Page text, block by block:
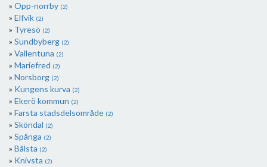
Opp-norrby (2)
Elfvik (2)
Tyresö (2)
Sundbyberg (2)
Vallentuna (2)
Mariefred (2)
Norsborg (2)
Kungens kurva (2)
Ekerö kommun (2)
Farsta stadsdelsområde (2)
Sköndal (2)
Spånga (2)
Bålsta (2)
Knivsta (2)